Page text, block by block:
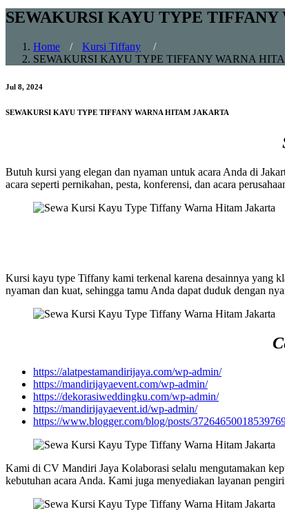
SEWAKURSI KAYU TYPE
Home / Kursi Tiffany
/
SEWAKURSI KAYU TYPE TIFFANY WARNA
Jul 8, 2024
SEWAKURSI KAYU TYPE TIFFANY WARNA HITAM JAKARTA
Butuh kursi yang elegan dan nyaman untuk acara Anda di
acara seperti pernikahan, pesta, konferensi, dan acara
Kursi kayu type Tiffany kami terkenal karena desainnya yang
nyaman dan kuat, sehingga tamu Anda dapat duduk dengan
https://alatpestamandirijaya.com/wp-admin/
https://mandirijayaevent.com/wp-admin/
https://dekorasiweddingku.com/wp-admin/
https://mandirijayaevent.id/wp-admin/
https://www.blogger.com/blog/posts/
Kami di CV Mandiri Jaya Kolaborasi selalu mengutamakan
kebutuhan acara Anda. Kami juga menyediakan layanan